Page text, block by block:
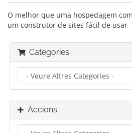
O melhor que uma hospedagem
um construtor de sites fácil de usar
Categories
Accions